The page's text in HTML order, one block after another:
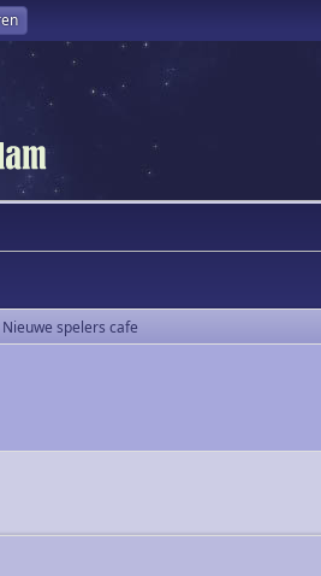
Nieuwe spelers cafe